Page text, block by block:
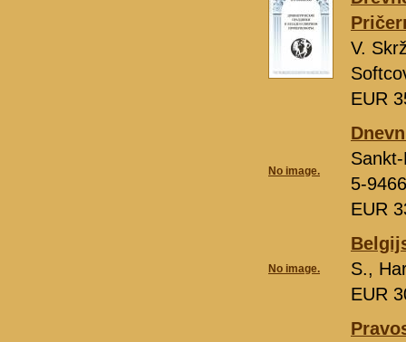
V.
EUR
No image.
5-
EUR
No image.
S.,
EUR